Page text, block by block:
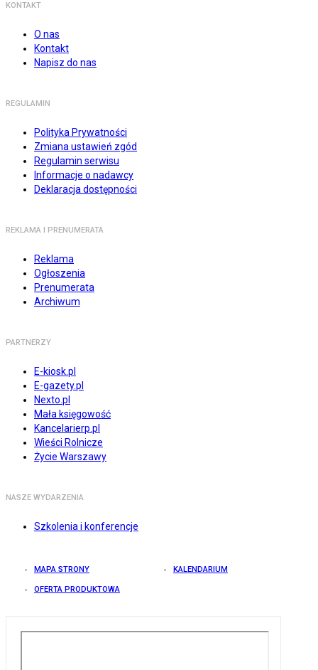
KONTAKT
O nas
Kontakt
Napisz do nas
REGULAMIN
Polityka Prywatności
Zmiana ustawień zgód
Regulamin serwisu
Informacje o nadawcy
Deklaracja dostępności
REKLAMA I PRENUMERATA
Reklama
Ogłoszenia
Prenumerata
Archiwum
PARTNERZY
E-kiosk.pl
E-gazety.pl
Nexto.pl
Mała księgowość
Kancelarierp.pl
Wieści Rolnicze
Życie Warszawy
NASZE WYDARZENIA
Szkolenia i konferencje
MAPA STRONY KALENDARIUM
OFERTA PRODUKTOWA